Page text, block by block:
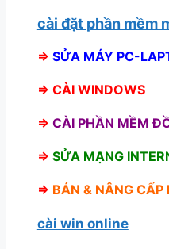
cài đặt phần mềm
⇒ SỬA MÁY PC-
⇒ CÀI WINDOWS
⇒ CÀI PHẦN MỀM
⇒ SỬA MẠNG
⇒ BÁN & NÂNG CẤP
cài win online